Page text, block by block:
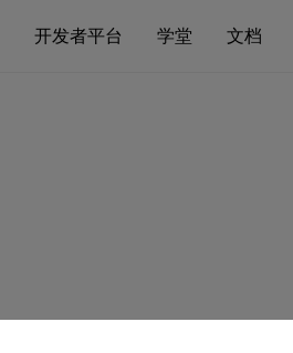
开发者平台 学堂 文档